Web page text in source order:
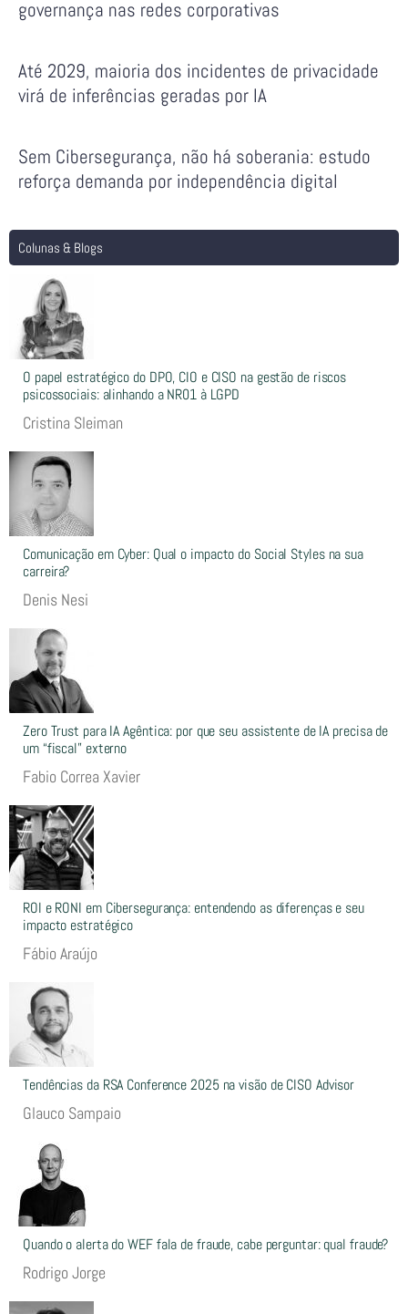
governança nas redes corporativas
Até 2029, maioria dos incidentes de privacidade
virá de inferências geradas por IA
Sem Cibersegurança, não há soberania: estudo
reforça demanda por independência digital
Colunas & Blogs
O papel estratégico do DPO, CIO e CISO na gestão de riscos
psicossociais: alinhando a NR01 à LGPD
Cristina Sleiman
Comunicação em Cyber: Qual o impacto do Social Styles na sua
carreira?
Denis Nesi
Zero Trust para IA Agêntica: por que seu assistente de IA precisa de
um “fiscal” externo
Fabio Correa Xavier
ROI e RONI em Cibersegurança: entendendo as diferenças e seu
impacto estratégico
Fábio Araújo
Tendências da RSA Conference 2025 na visão de CISO Advisor
Glauco Sampaio
Quando o alerta do WEF fala de fraude, cabe perguntar: qual fraude?
Rodrigo Jorge